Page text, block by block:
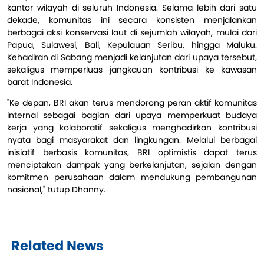
kantor wilayah di seluruh Indonesia. Selama lebih dari satu
dekade, komunitas ini secara konsisten menjalankan
berbagai aksi konservasi laut di sejumlah wilayah, mulai dari
Papua, Sulawesi, Bali, Kepulauan Seribu, hingga Maluku.
Kehadiran di Sabang menjadi kelanjutan dari upaya tersebut,
sekaligus memperluas jangkauan kontribusi ke kawasan
barat Indonesia.
"Ke depan, BRI akan terus mendorong peran aktif komunitas
internal sebagai bagian dari upaya memperkuat budaya
kerja yang kolaboratif sekaligus menghadirkan kontribusi
nyata bagi masyarakat dan lingkungan. Melalui berbagai
inisiatif berbasis komunitas, BRI optimistis dapat terus
menciptakan dampak yang berkelanjutan, sejalan dengan
komitmen perusahaan dalam mendukung pembangunan
nasional," tutup Dhanny.
Related News